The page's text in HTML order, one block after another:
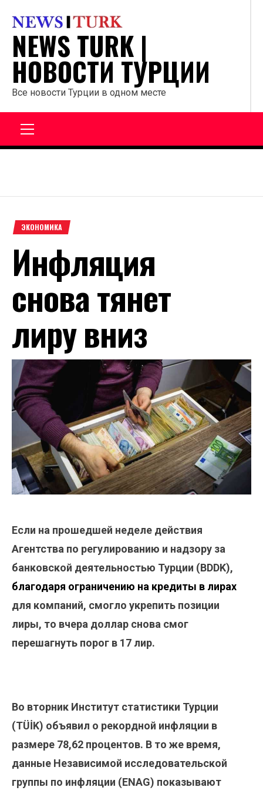
содержанию
NEWS TURK |
НОВОСТИ ТУРЦИИ
Все новости Турции в одном месте
ЭКОНОМИКА
Инфляция
снова тянет
лиру вниз
Если на прошедшей неделе действия
Агентства по регулированию и надзору за
банковской деятельностью Турции (BDDK),
благодаря ограничению на кредиты в лирах
для компаний, смогло укрепить позиции
лиры, то вчера доллар снова смог
перешагнуть порог в 17 лир.
Во вторник Институт статистики Турции
(TÜİK) объявил о рекордной инфляции в
размере 78,62 процентов. В то же время,
данные Независимой исследовательской
группы по инфляции (ENAG) показывают